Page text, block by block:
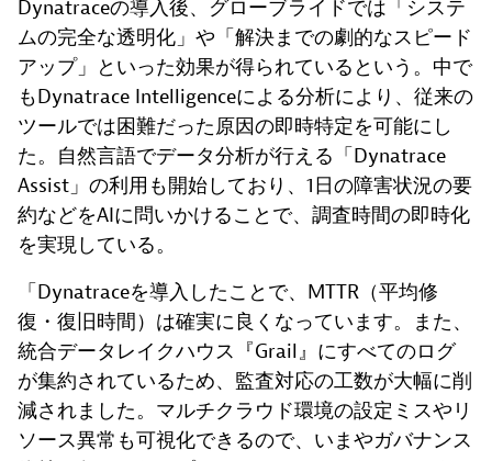
Dynatraceの導入後、グローブライドでは「システ
ムの完全な透明化」や「解決までの劇的なスピード
アップ」といった効果が得られているという。中で
もDynatrace Intelligenceによる分析により、従来の
ツールでは困難だった原因の即時特定を可能にし
た。自然言語でデータ分析が行える「Dynatrace
Assist」の利用も開始しており、1日の障害状況の要
約などをAIに問いかけることで、調査時間の即時化
を実現している。
「Dynatraceを導入したことで、MTTR（平均修
復・復旧時間）は確実に良くなっています。また、
統合データレイクハウス『Grail』にすべてのログ
が集約されているため、監査対応の工数が大幅に削
減されました。マルチクラウド環境の設定ミスやリ
ソース異常も可視化できるので、いまやガバナンス